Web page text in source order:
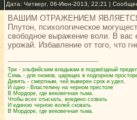
Дата: Четверг, 06-Июн-2013, 22:21 |
ВАШИМ ОТРАЖЕНИЕМ
Плутон, психологическое
свободное выражение воли. В вас
урожай. Избавление от того, что
Три - эльфийским владыкам в подзвёздный предел,
Семь - для гномов, царящих в подгорном
Девять - смертным, чей выверен срок и удел,
И одно - Властелину на черном престоле
В Мордоре, где вековечная тьма.
Чтобы всех отыскать, воедино созвать
И единою черною волей сковать
В Мордоре, где вековечная тьма.